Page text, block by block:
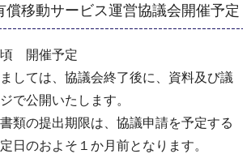
移動サービス運営協議会開催予定
頃 開催予定
しては、協議会終了後に、資料及び議
で公開いたします。
類の提出期限は、協議申請を予定する
日のおよそ１か月前となります。